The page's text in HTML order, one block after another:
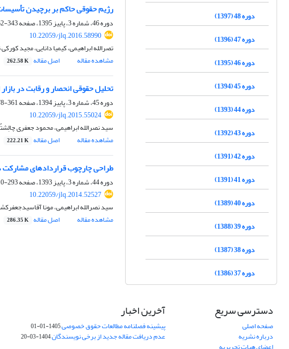
رژیم حقوقی حاکم بر برچیدن
دوره 46، شماره 3، پاییز 1395، صفحه
343-362
10.22059/jlq.2016.58990
تصرالله ابراهیمی، کیمیا دانایی، مجید
مشاهده مقاله
اصل مقاله 262.58 K
تحلیل حقوقی انحصار و رقابت در
دوره 45، شماره 3، پاییز 1394، صفحه
361-378
10.22059/jlq.2015.55024
سید نصرالله ابراهیمی، محمود جعفری
مشاهده مقاله
اصل مقاله 222.21 K
طراحی چارچوب قراردادهای
دوره 44، شماره 3، پاییز 1393، صفحه
293-310
10.22059/jlq.2014.52527
سید نصرالله ابراهیمی، مونا
مشاهده مقاله
اصل مقاله 286.35 K
دوره 48 (1397)
دوره 47 (1396)
دوره 46 (1395)
دوره 45 (1394)
دوره 44 (1393)
دوره 43 (1392)
دوره 42 (1391)
دوره 41 (1391)
دوره 40 (1389)
دوره 39 (1388)
دوره 38 (1387)
دوره 37 (1386)
دسترسی سریع
صفحه اصلی
درباره نشریه
آخرین اخبار
پیشینه فصلنامه مطالعات حقوق خصوصی1405-01-01
عدم دریافت مقاله جدید از برخی نویسندگان1404-03-20